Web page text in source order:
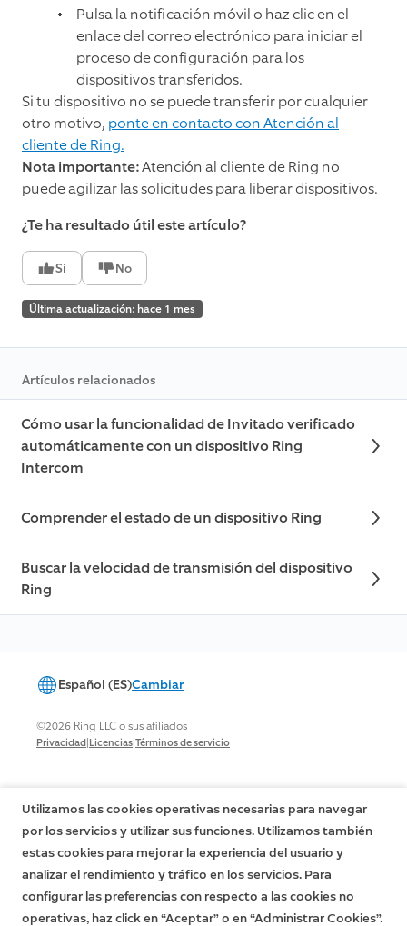
Pulsa la notificación móvil o haz clic en el
enlace del correo electrónico para iniciar el
proceso de configuración para los
dispositivos transferidos.
Si tu dispositivo no se puede transferir por cualquier
otro motivo, ponte en contacto con Atención al
cliente de Ring.
Nota importante:Atención al cliente de Ring no
puede agilizar las solicitudes para liberar dispositivos.
¿Te ha resultado útil este artículo?
Sí No
Última actualización: hace 1 mes
Artículos relacionados
Cómo usar la funcionalidad de Invitado verificado
automáticamente con un dispositivo Ring
Intercom
Comprender el estado de un dispositivo Ring
Buscar la velocidad de transmisión del dispositivo
Ring
Español (ES)Cambiar
©2026 Ring LLC o sus afiliados
Privacidad|Licencias|Términos de servicio
Utilizamos las cookies operativas necesarias para navegar
por los servicios y utilizar sus funciones. Utilizamos también
estas cookies para mejorar la experiencia del usuario y
analizar el rendimiento y tráfico en los servicios. Para
configurar las preferencias con respecto a las cookies no
operativas, haz click en “Aceptar” o en “Administrar Cookies”.